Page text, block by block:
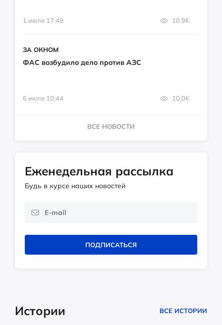
1 июля 17:49 10.9K
ЗА ОКНОМ
ФАС возбудило дело против АЗС
6 июля 10:44 10.0K
ВСЕ НОВОСТИ
Еженедельная рассылка
Будь в курсе наших новостей
ПОДПИСАТЬСЯ
Истории ВСЕ ИСТОРИИ